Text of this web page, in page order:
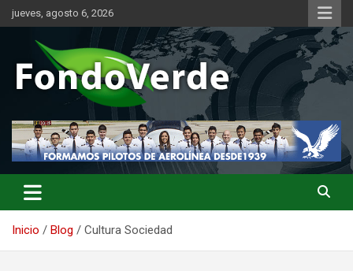
Saltar
al
contenido
jueves, agosto 6, 2026
FondoVerde.org.es
Noticias con valor añadido
Inicio Blog Cultura Sociedad